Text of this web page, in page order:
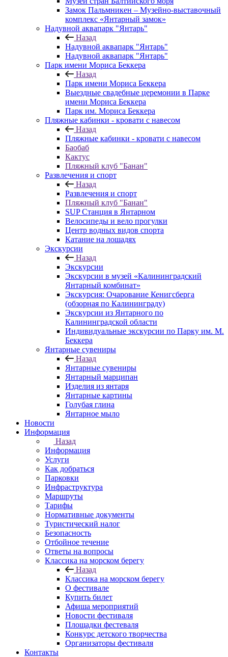
Замок Пальмникен – Музейно-выставочный
комплекс «Янтарный замок»
Надувной аквапарк "Янтарь"
Назад
Надувной аквапарк "Янтарь"
Надувной аквапарк "Янтарь"
Парк имени Мориса Беккера
Назад
Парк имени Мориса Беккера
Выездные свадебные церемонии в Парке
имени Мориса Беккера
Парк им. Мориса Беккера
Пляжные кабинки - кровати с навесом
Назад
Пляжные кабинки - кровати с навесом
Баобаб
Кактус
Пляжный клуб "Банан"
Развлечения и спорт
Назад
Развлечения и спорт
Пляжный клуб "Банан"
SUP Станция в Янтарном
Велосипеды и вело прогулки
Центр водных видов спорта
Катание на лошадях
Экскурсии
Назад
Экскурсии
Экскурсии в музей «Калининградский
Янтарный комбинат»
Экскурсия: Очарование Кенигсберга
(обзорная по Калининграду)
Экскурсии из Янтарного по
Калининградской области
Индивидуальные экскурсии по Парку им. М.
Беккера
Янтарные сувениры
Назад
Янтарные сувениры
Янтарный марципан
Изделия из янтаря
Янтарные картины
Голубая глина
Янтарное мыло
Новости
Информация
Назад
Информация
Услуги
Как добраться
Парковки
Инфраструктура
Маршруты
Тарифы
Нормативные документы
Туристический налог
Безопасность
Отбойное течение
Ответы на вопросы
Классика на морском берегу
Назад
Классика на морском берегу
О фестивале
Купить билет
Афиша мероприятий
Новости фестиваля
Площадки фестеваля
Конкурс детского творчества
Организаторы фестиваля
Контакты